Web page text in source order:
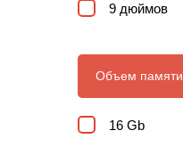
9 дюймов
Объем памяти
16 Gb